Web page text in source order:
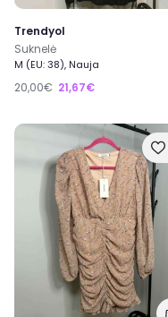
Trendyol
Suknelė
M (EU: 38), Nauja
20,00€ 21,67€